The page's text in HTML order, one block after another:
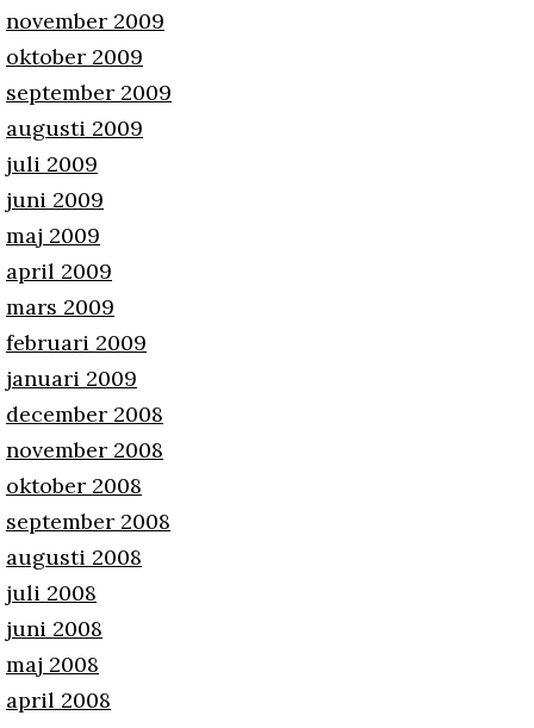
november 2009
oktober 2009
september 2009
augusti 2009
juli 2009
juni 2009
maj 2009
april 2009
mars 2009
februari 2009
januari 2009
december 2008
november 2008
oktober 2008
september 2008
augusti 2008
juli 2008
juni 2008
maj 2008
april 2008